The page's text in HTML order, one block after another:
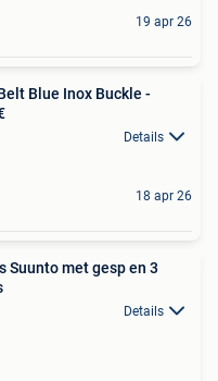
19 apr 26
Blue Inox Buckle -
Details
18 apr 26
Suunto met gesp en 3
Details